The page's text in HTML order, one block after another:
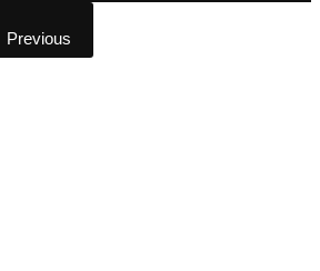
Previous